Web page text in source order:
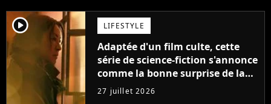
player2 LIFESTYLE
Adaptée d'un film culte, cette
série de science-fiction s'annonce
comme la bonne surprise de la
fin d'année
27 juillet 2026